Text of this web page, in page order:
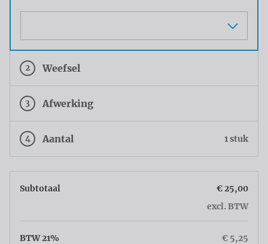
2 Weefsel
3 Afwerking
4 Aantal 1 stuk
Subtotaal
€ 25,00
excl. BTW
BTW 21% € 5,25